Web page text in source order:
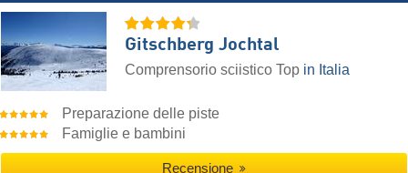
Gitschberg Jochtal
Comprensorio sciistico Top in Italia
Preparazione delle piste
Famiglie e bambini
Recensione